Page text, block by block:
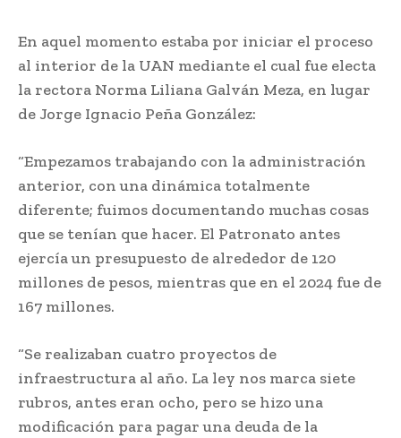
En aquel momento estaba por iniciar el proceso
al interior de la UAN mediante el cual fue electa
la rectora Norma Liliana Galván Meza, en lugar
de Jorge Ignacio Peña González:
“Empezamos trabajando con la administración
anterior, con una dinámica totalmente
diferente; fuimos documentando muchas cosas
que se tenían que hacer. El Patronato antes
ejercía un presupuesto de alrededor de 120
millones de pesos, mientras que en el 2024 fue de
167 millones.
“Se realizaban cuatro proyectos de
infraestructura al año. La ley nos marca siete
rubros, antes eran ocho, pero se hizo una
modificación para pagar una deuda de la